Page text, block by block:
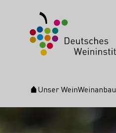
Startseite
Unser WeinWeinanbau